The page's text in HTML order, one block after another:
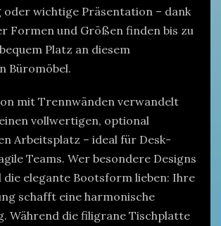
oder wichtige Präsentation – dank
Formen und Größen finden bis zu
Platz an diesem
Büromöbel.
mit Trennwänden verwandelt
vollwertigen, optional
Arbeitsplatz – ideal für Desk-
Teams. Wer besondere Designs
elegante Bootsform lieben: Ihre
schafft eine harmonische
Während die filigrane Tischplatte